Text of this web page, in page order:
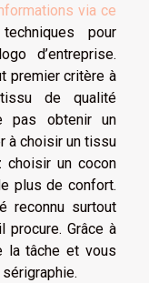
via ce
pour
d’entreprise.
premier critère à
de qualité
pas obtenir un
à choisir un tissu
choisir un cocon
plus de confort.
reconnu surtout
procure. Grâce à
la tâche et vous